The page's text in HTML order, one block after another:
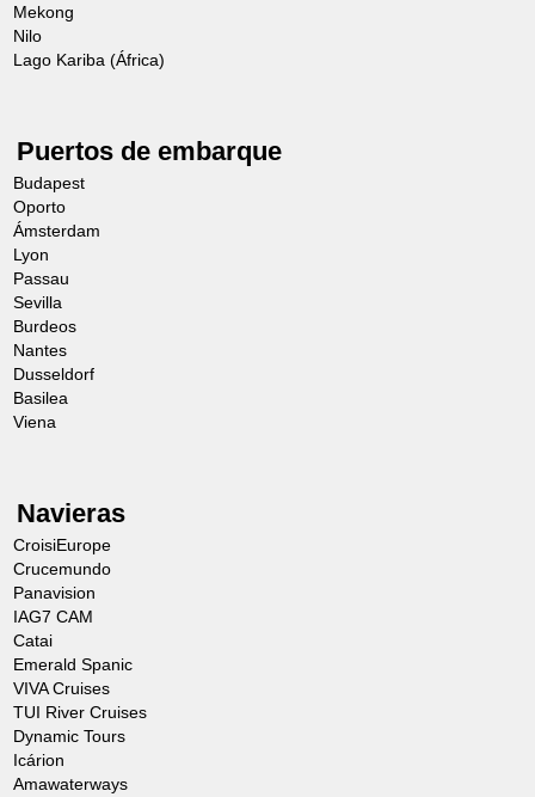
Mekong
Nilo
Lago Kariba (África)
Puertos de embarque
Budapest
Oporto
Ámsterdam
Lyon
Passau
Sevilla
Burdeos
Nantes
Dusseldorf
Basilea
Viena
Navieras
CroisiEurope
Crucemundo
Panavision
IAG7 CAM
Catai
Emerald Spanic
VIVA Cruises
TUI River Cruises
Dynamic Tours
Icárion
Amawaterways